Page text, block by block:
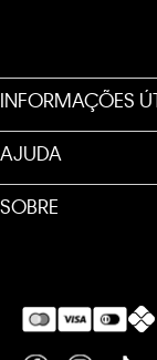
INFORMAÇÕES
AJUDA
SOBRE